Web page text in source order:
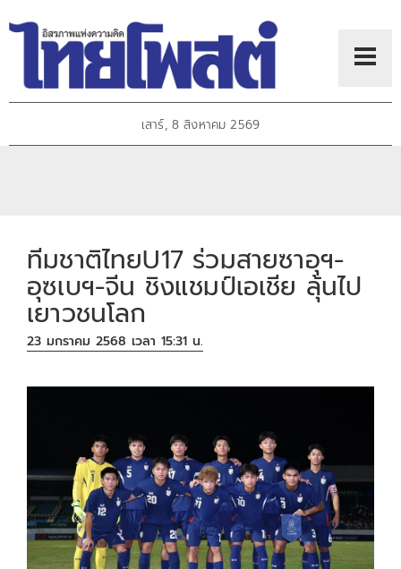
เสาร์, 8 สิงหาคม 2569
ทีมชาติไทยU17 ร่วมสายซาอุฯ-
อุซเบฯ-จีน ชิงแชมป์เอเชีย ลุ้นไป
เยาวชนโลก
23 มกราคม 2568 เวลา 15:31 น.